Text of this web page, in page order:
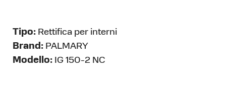
Tipo: Rettifica per interni
Brand: PALMARY
Modello: IG 150-2 NC